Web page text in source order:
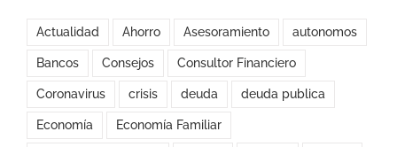
Actualidad Ahorro Asesoramiento autonomos
Bancos Consejos Consultor Financiero
Coronavirus crisis deuda deuda publica
Economía Economía Familiar